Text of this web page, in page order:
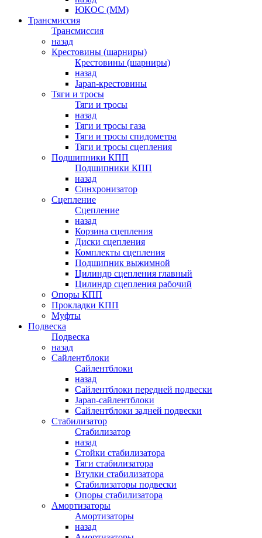
ЮКОС (ММ)
Трансмиссия
Трансмиссия
назад
Крестовины (шарниры)
Крестовины (шарниры)
назад
Japan-крестовины
Тяги и тросы
Тяги и тросы
назад
Тяги и тросы газа
Тяги и тросы спидометра
Тяги и тросы сцепления
Подшипники КПП
Подшипники КПП
назад
Синхронизатор
Сцепление
Сцепление
назад
Корзина сцепления
Диски сцепления
Комплекты сцепления
Подшипник выжимной
Цилиндр сцепления главный
Цилиндр сцепления рабочий
Опоры КПП
Прокладки КПП
Муфты
Подвеска
Подвеска
назад
Сайлентблоки
Сайлентблоки
назад
Сайлентблоки передней подвески
Japan-сайлентблоки
Сайлентблоки задней подвески
Стабилизатор
Стабилизатор
назад
Стойки стабилизатора
Тяги стабилизатора
Втулки стабилизатора
Стабилизаторы подвески
Опоры стабилизатора
Амортизаторы
Амортизаторы
назад